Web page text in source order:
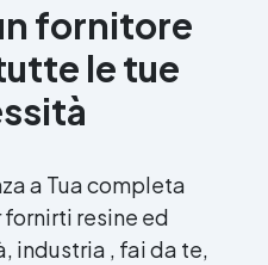
fornitore
le tue
a Tua completa
resine ed
industria , fai da te,